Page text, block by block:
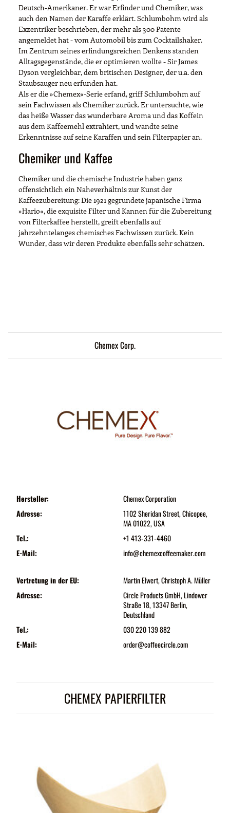
Deutsch-Amerikaner. Er war Erfinder und Chemiker, was
auch den Namen der Karaffe erklärt. Schlumbohm wird als
Exzentriker beschrieben, der mehr als 300 Patente
angemeldet hat - vom Automobil bis zum Cocktailshaker.
Im Zentrum seines erfindungsreichen Denkens standen
Alltagsgegenstände, die er optimieren wollte - Sir James
Dyson vergleichbar, dem britischen Designer, der u.a. den
Staubsauger neu erfunden hat.
Als er die »Chemex«-Serie erfand, griff Schlumbohm auf
sein Fachwissen als Chemiker zurück. Er untersuchte, wie
das heiße Wasser das wunderbare Aroma und das Koffein
aus dem Kaffeemehl extrahiert, und wandte seine
Erkenntnisse auf seine Karaffen und sein Filterpapier an.
Chemiker und Kaffee
Chemiker und die chemische Industrie haben ganz
offensichtlich ein Naheverhältnis zur Kunst der
Kaffeezubereitung: Die 1921 gegründete japanische Firma
»Hario«, die exquisite Filter und Kannen für die Zubereitung
von Filterkaffee herstellt, greift ebenfalls auf
jahrzehntelanges chemisches Fachwissen zurück. Kein
Wunder, dass wir deren Produkte ebenfalls sehr schätzen.
Chemex Corp.
Hersteller:
Chemex Corporation
Adresse:
1102 Sheridan Street, Chicopee,
MA 01022, USA
Tel.:
+1 413-331-4460
E-Mail:
info@chemexcoffeemaker.com
Vertretung in der EU:
Martin Elwert, Christoph A. Müller
Adresse:
Circle Products GmbH, Lindower
Straße 18, 13347 Berlin,
Deutschland
Tel.:
030 220 139 882
E-Mail:
order@coffeecircle.com
CHEMEX PAPIERFILTER